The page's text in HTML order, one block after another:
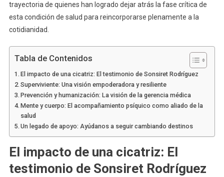
trayectoria de quienes han logrado dejar atrás la fase crítica de
esta condición de salud para reincorporarse plenamente a la
cotidianidad.
Tabla de Contenidos
El impacto de una cicatriz: El testimonio de Sonsiret Rodríguez
Superviviente: Una visión empoderadora y resiliente
Prevención y humanización: La visión de la gerencia médica
Mente y cuerpo: El acompañamiento psíquico como aliado de la
salud
Un legado de apoyo: Ayúdanos a seguir cambiando destinos
El impacto de una cicatriz: El
testimonio de Sonsiret Rodríguez